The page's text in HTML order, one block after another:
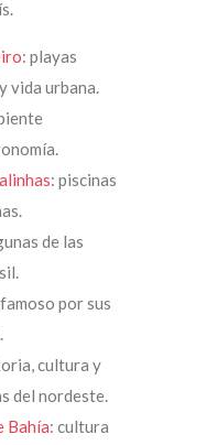
: playas
vida urbana.
: piscinas
de las
por sus
cultura y
del nordeste.
Bahía: cultura